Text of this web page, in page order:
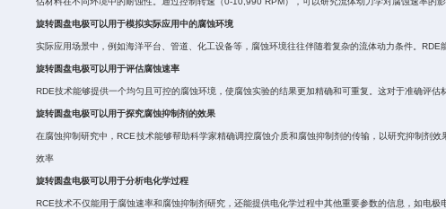
旋转圆盘电极可以用于模拟实际应用中的腐蚀环境
实际应用场景中，例如海洋平台、管道、化工设备等，腐蚀环境往往伴随着复杂的流体动力条件。RDE
旋转圆盘电极可以用于评估腐蚀速率
RDE技术能够提供一个均匀且可控的腐蚀环境，使腐蚀实验的结果更加精确和可重复。这对于准确评估
旋转圆盘电极可以用于探究腐蚀抑制剂的效果
在腐蚀抑制研究中，RCE技术能够帮助科学家精确调控腐蚀介质和腐蚀抑制剂的传输，以研究抑制剂
效率
旋转圆盘电极可以用于分析电化学过程
RCE技术不仅能用于腐蚀速率和腐蚀抑制剂研究，还能提供电化学过程中其他重要参数的信息，如电极